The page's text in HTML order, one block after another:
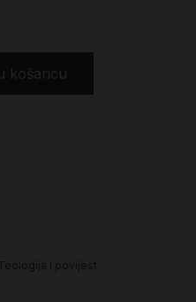
košaricu
i povijest